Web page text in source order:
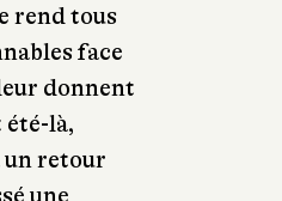
rend tous
face
donnent
été-là,
un retour
une